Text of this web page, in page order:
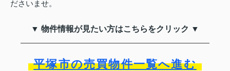
ださいませ。
▼ 物件情報が見たい方はこちらをクリック ▼
平塚市の売買物件一覧へ進む